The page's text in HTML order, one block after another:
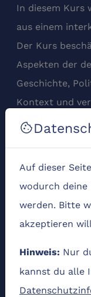
cookie
Auf dieser
wodurch
werden. Bitte
akzeptieren
Hinweis: Nur
kannst du alle
In diesem Kurs
aus einem
Der Kurs
Aspekten der
Geschichte,
Kontext und
Kompetenzen.
Kursaufbau
Nach einem
Politik,
und
Thematisch
Interessen und